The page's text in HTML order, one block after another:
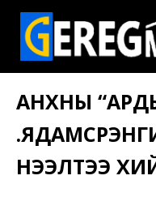
АНХНЫ
НЭЭЛТЭЭ